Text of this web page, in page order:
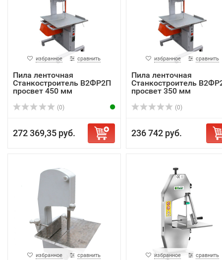
избранное сравнить
Пила ленточная
Станкостроитель В2ФР2П
просвет 450 мм
(0)
272 369,35 руб.
избранное сравнить
Пила ленточная
Станкостроитель
просвет 350 мм
(0)
236 742 руб.
избранное сравнить избранное сравнить